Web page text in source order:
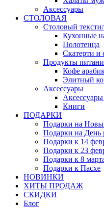
Аксессуары
СТОЛОВАЯ
Столовый
Кухонные
Полотенца
Скатерти и
Продукты
Кофе
Элитный
Аксессуары
Книги
ПОДАРКИ
Подарки на
Подарки на День
Подарки к 14
Подарки к 23
Подарки к 8
Подарки к Пасхе
НОВИНКИ
ХИТЫ ПРОДАЖ
СКИДКИ
Блог